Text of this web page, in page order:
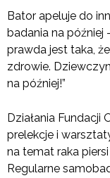
Bator apeluje do
badania na później
prawda jest taka,
zdrowie.
na później!”
Działania Fundacji
prelekcje i
na temat raka
Regularne